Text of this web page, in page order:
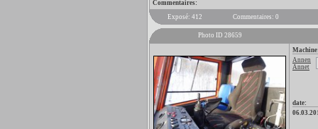
Commentaires:
Exposé: 412
Commentaires: 0
Photo ID 28659
Annen
Annet
date: